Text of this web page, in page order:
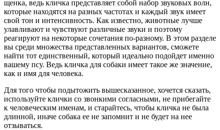
щенка, ведь кличка представляет собой набор звуковых волн,
которые находятся на разных частотах и каждый звук имеет
свой тон и интенсивность. Как известно, животные лучше
улавливают и чувствуют различные звуки и поэтому
реагируют на некоторые сочетания по-разному. В этом разделе
вы среди множества представленных вариантов, сможете
найти тот единственный, который идеально подойдет именно
вашему псу. Ведь кличка для собаки имеет такое же значение,
как и имя для человека.
Для того чтобы подытожить вышесказанное, хочется сказать,
используйте клички со звонкими согласными, не прибегайте
к человеческим именам, и старайтесь, чтобы кличка не была
длинной, иначе собака ее не запомнит и не будет на нее
отзываться.